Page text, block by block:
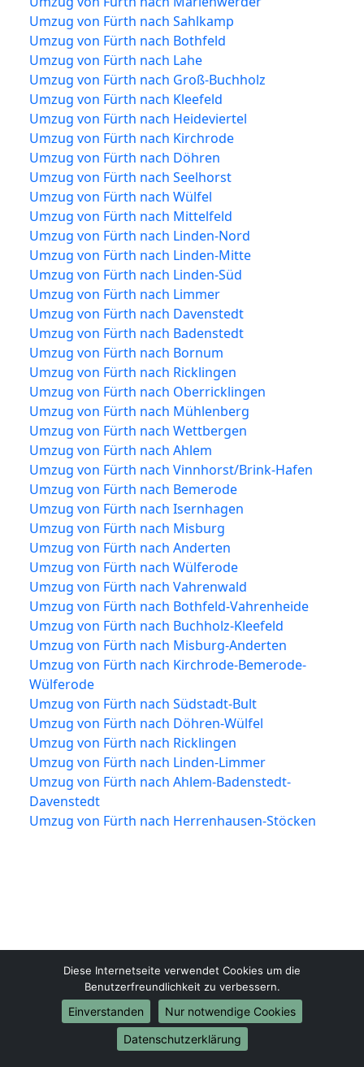
Umzug von Fürth nach Sahlkamp
Umzug von Fürth nach Bothfeld
Umzug von Fürth nach Lahe
Umzug von Fürth nach Groß-Buchholz
Umzug von Fürth nach Kleefeld
Umzug von Fürth nach Heideviertel
Umzug von Fürth nach Kirchrode
Umzug von Fürth nach Döhren
Umzug von Fürth nach Seelhorst
Umzug von Fürth nach Wülfel
Umzug von Fürth nach Mittelfeld
Umzug von Fürth nach Linden-Nord
Umzug von Fürth nach Linden-Mitte
Umzug von Fürth nach Linden-Süd
Umzug von Fürth nach Limmer
Umzug von Fürth nach Davenstedt
Umzug von Fürth nach Badenstedt
Umzug von Fürth nach Bornum
Umzug von Fürth nach Ricklingen
Umzug von Fürth nach Oberricklingen
Umzug von Fürth nach Mühlenberg
Umzug von Fürth nach Wettbergen
Umzug von Fürth nach Ahlem
Umzug von Fürth nach Vinnhorst/Brink-Hafen
Umzug von Fürth nach Bemerode
Umzug von Fürth nach Isernhagen
Umzug von Fürth nach Misburg
Umzug von Fürth nach Anderten
Umzug von Fürth nach Wülferode
Umzug von Fürth nach Vahrenwald
Umzug von Fürth nach Bothfeld-Vahrenheide
Umzug von Fürth nach Buchholz-Kleefeld
Umzug von Fürth nach Misburg-Anderten
Umzug von Fürth nach Kirchrode-Bemerode-
Wülferode
Umzug von Fürth nach Südstadt-Bult
Umzug von Fürth nach Döhren-Wülfel
Umzug von Fürth nach Ricklingen
Umzug von Fürth nach Linden-Limmer
Umzug von Fürth nach Ahlem-Badenstedt-
Davenstedt
Umzug von Fürth nach Herrenhausen-Stöcken
Fürth-Umzugsfirma.de
Diese Internetseite verwendet Cookies um die
Benutzerfreundlichkeit zu verbessern.
Einverstanden
Nur notwendige Cookies
Datenschutzerklärung